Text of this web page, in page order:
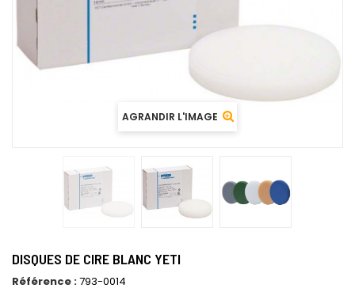
AGRANDIR L'IMAGE
DISQUES DE CIRE BLANC YETI
Référence :793-0014